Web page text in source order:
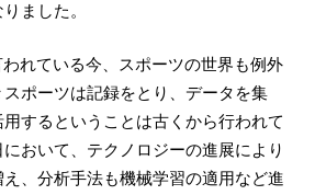
ました。
れている今、スポーツの世界も例外
ポーツは記録をとり、データを集
するということは古くから行われて
おいて、テクノロジーの進展により
、分析手法も機械学習の適用など進